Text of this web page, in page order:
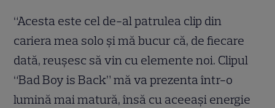
“Acesta este cel de-al patrulea clip din
cariera mea solo şi mă bucur că, de fiecare
dată, reuşesc să vin cu elemente noi. Clipul
“Bad Boy is Back” mă va prezenta într-o
lumină mai matură, însă cu aceeaşi energie